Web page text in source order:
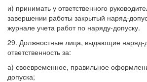
и) принимать у ответственного
завершении работы закрытый наряд-
журнале учета работ по наряду-допуску.
29. Должностные лица, выдающие наряд-
ответственность за:
а) своевременное, правильное
допуска;